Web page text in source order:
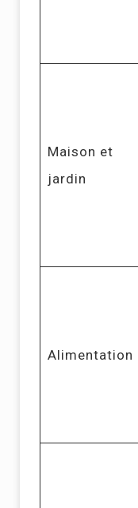
Maison et
jardin
Alimentation